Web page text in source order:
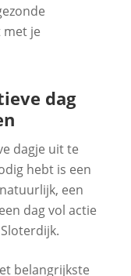
je
dag
dagje uit te
hebt is een
een
dag vol actie
belangrijkste